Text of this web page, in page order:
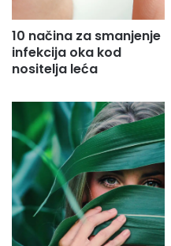
10 načina za smanjenje
infekcija oka kod
nositelja leća